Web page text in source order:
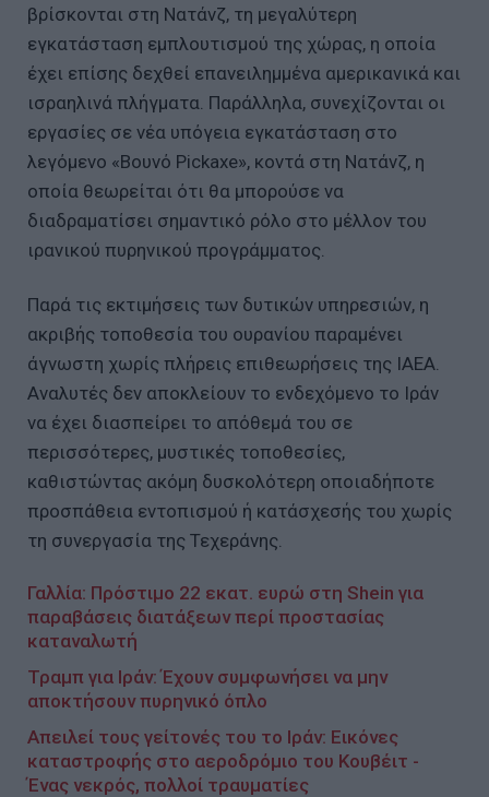
βρίσκονται στη Νατάνζ, τη μεγαλύτερη
εγκατάσταση εμπλουτισμού της χώρας, η οποία
έχει επίσης δεχθεί επανειλημμένα αμερικανικά και
ισραηλινά πλήγματα. Παράλληλα, συνεχίζονται οι
εργασίες σε νέα υπόγεια εγκατάσταση στο
λεγόμενο «Βουνό Pickaxe», κοντά στη Νατάνζ, η
οποία θεωρείται ότι θα μπορούσε να
διαδραματίσει σημαντικό ρόλο στο μέλλον του
ιρανικού πυρηνικού προγράμματος.
Παρά τις εκτιμήσεις των δυτικών υπηρεσιών, η
ακριβής τοποθεσία του ουρανίου παραμένει
άγνωστη χωρίς πλήρεις επιθεωρήσεις της IAEA.
Αναλυτές δεν αποκλείουν το ενδεχόμενο το Ιράν
να έχει διασπείρει το απόθεμά του σε
περισσότερες, μυστικές τοποθεσίες,
καθιστώντας ακόμη δυσκολότερη οποιαδήποτε
προσπάθεια εντοπισμού ή κατάσχεσής του χωρίς
τη συνεργασία της Τεχεράνης.
Γαλλία: Πρόστιμο 22 εκατ. ευρώ στη Shein για
παραβάσεις διατάξεων περί προστασίας
καταναλωτή
Τραμπ για Ιράν: Έχουν συμφωνήσει να μην
αποκτήσουν πυρηνικό όπλο
Απειλεί τους γείτονές του το Ιράν: Εικόνες
καταστροφής στο αεροδρόμιο του Κουβέιτ -
Ένας νεκρός, πολλοί τραυματίες